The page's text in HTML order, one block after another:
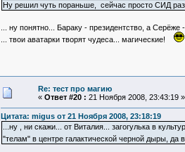
Ну решил чуть пораньше, сейчас просто СИД
... ну понятно... Бараку - президентство, а
... твои аватарки творят чудеса... магические!
Re: тест про магию
« Ответ #20 : 21 Ноября 2008, 23:43:19 »
Цитата: migus от 21 Ноября 2008, 23:18:19
...ну , ни скажи... от Виталия... загогулька в
"телам" в центре галактической черной дыры,